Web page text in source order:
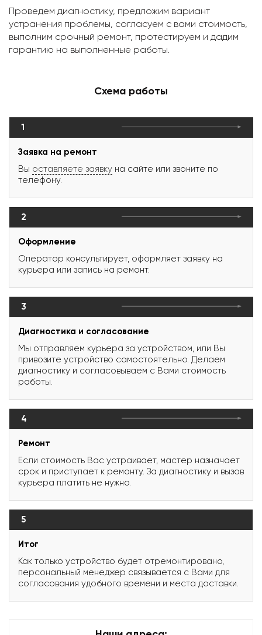
Проведем диагностику, предложим вариант
устранения проблемы, согласуем с вами стоимость,
выполним срочный ремонт, протестируем и дадим
гарантию на выполненные работы.
Схема работы
1
Заявка на ремонт
Вы оставляете заявку на сайте или звоните по
телефону.
2
Оформление
Оператор консультирует, оформляет заявку на
курьера или запись на ремонт.
3
Диагностика и согласование
Мы отправляем курьера за устройством, или Вы
привозите устройство самостоятельно. Делаем
диагностику и согласовываем с Вами стоимость
работы.
4
Ремонт
Если стоимость Вас устраивает, мастер назначает
срок и приступает к ремонту. За диагностику и вызов
курьера платить не нужно.
5
Итог
Как только устройство будет отремонтировано,
персональный менеджер связывается с Вами для
согласования удобного времени и места доставки.